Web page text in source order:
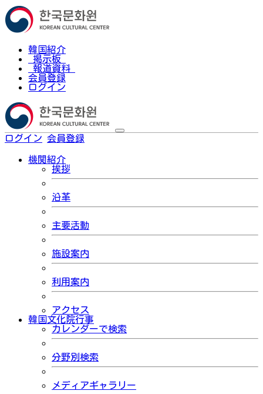
韓国紹介
掲示板
報道資料
会員登録
ログイン
ログイン 会員登録
機関紹介
挨拶
沿革
主要活動
施設案内
利用案内
アクセス
韓国文化院行事
カレンダーで検索
分野別検索
メディアギャラリー